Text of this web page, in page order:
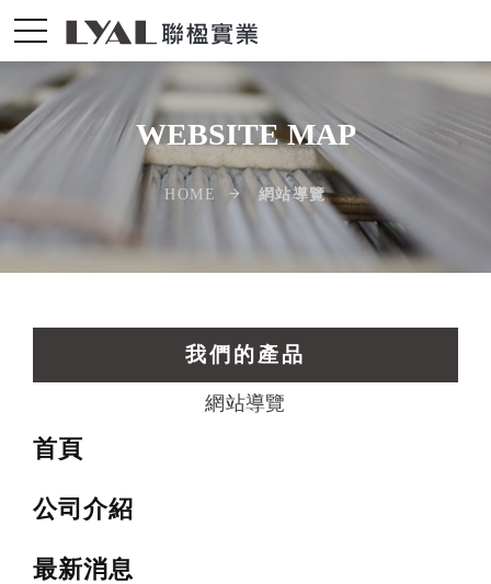
WEBSITE MAP
HOME 網站導覽
我們的產品
交通運輸工業擠型
光電配件LED擠型
建材裝潢鋁擠型
建構模組支架類
網站導覽
首頁
公司介紹
最新消息